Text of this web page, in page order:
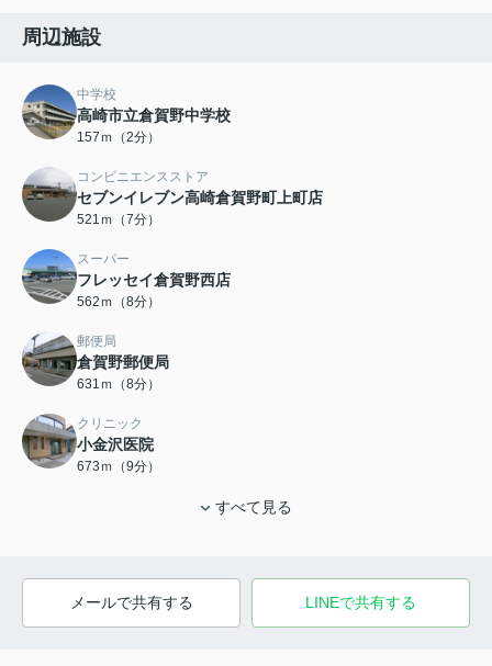
周辺施設
中学校
高崎市立倉賀野中学校
157ｍ（2分）
コンビニエンスストア
セブンイレブン高崎倉賀野町上町店
521ｍ（7分）
スーパー
フレッセイ倉賀野西店
562ｍ（8分）
郵便局
倉賀野郵便局
631ｍ（8分）
クリニック
小金沢医院
673ｍ（9分）
すべて見る
メールで共有する LINEで共有する